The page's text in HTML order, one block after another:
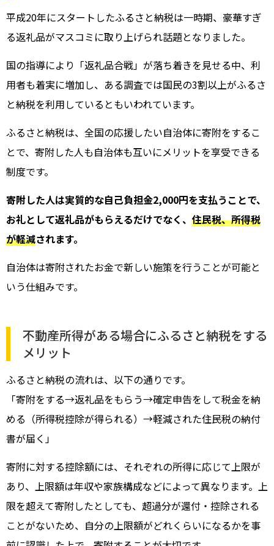
平成20年にスタートしたふるさと納税は一時期、豪華すぎ
る返礼品がマスコミに取り上げられ話題となりました。
国の指導により「返礼品合戦」が落ち着きを見せる中、利
用者も着実に増加し、ある調査では国民の3割以上がふるさ
と納税を利用しているともいわれています。
ふるさと納税は、全国の応援したい自治体に寄附をするこ
とで、寄附した人も自治体も互いにメリットを享受できる
制度です。
寄附した人は実質的な自己負担金2,000円を支払うことで、
お礼として返礼品がもらえるだけでなく、 住民税、所得税
が軽減されます。
自治体は寄附されたお金で新しい施策を行うことが可能と
いう仕組みです。
不動産所得がある場合にふるさと納税をする
メリット
ふるさと納税の流れは、以下の通りです。
「寄附をする→返礼品をもらう→確定申告をして税金を納
める（所得税控除が得られる）→軽減された住民税の納付
書が届く」
寄附に対する控除額には、それぞれの所得に応じて上限が
あり、上限額は年収や家族構成などによって異なります。上
限を超えて寄附したとしても、超過分が還付・控除される
ことがないため、自分の上限額がどれくらいになるかを事